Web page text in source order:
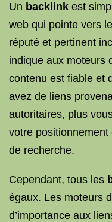
Un backlink est
web qui pointe vers
réputé et pertinent
indique aux moteurs
contenu est fiable et
avez de liens
autoritaires, plus
votre
de recherche.
Cependant, tous les
égaux. Les moteurs
d’importance aux